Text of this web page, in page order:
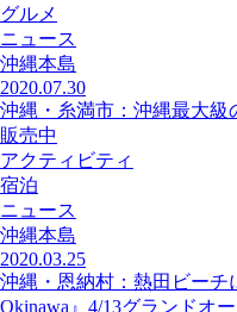
グルメ
ニュース
沖縄本島
2020.07.30
沖縄・糸満市：沖縄最大級
販売中
アクティビティ
宿泊
ニュース
沖縄本島
2020.03.25
沖縄・恩納村：熱田ビーチ
Okinawa』4/13グランドオー